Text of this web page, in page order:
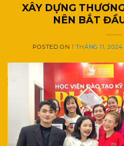
XÂY DỰNG
NÊN BẮT
POSTED ON 1 THÁNG 11, 2024